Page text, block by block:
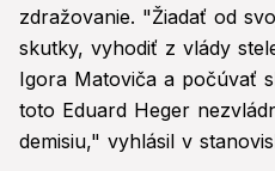
zdražovanie. "Žiadať od
skutky, vyhodiť z vlády
Igora Matoviča a počúvať
toto Eduard Heger
demisiu," vyhlásil v